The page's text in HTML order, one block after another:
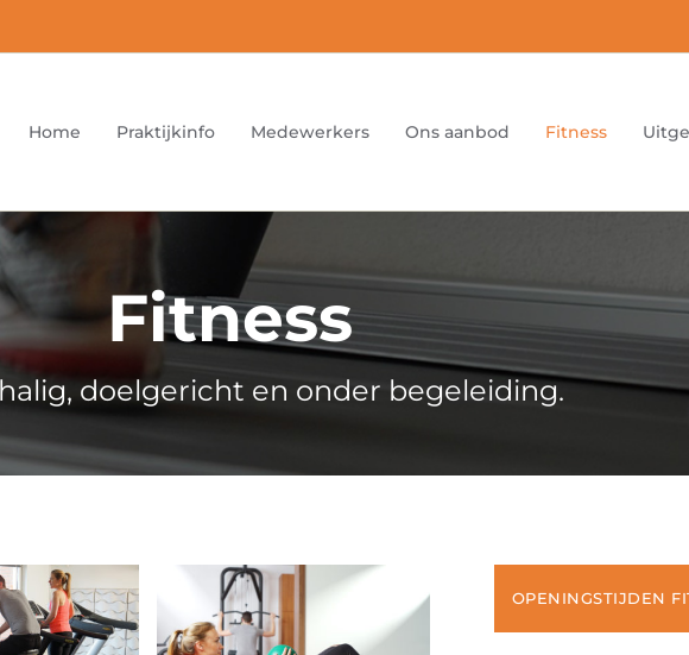
Home Praktijkinfo Medewerkers Ons aanbod Fitness
Fitness
doelgericht en onder begeleiding.
OPENINGSTIJDEN